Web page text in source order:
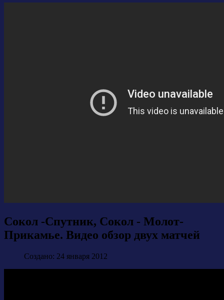
Сокол -Спутник, Сокол - Молот-
Прикамье. Видео обзор двух матчей
Создано: 24 января 2012